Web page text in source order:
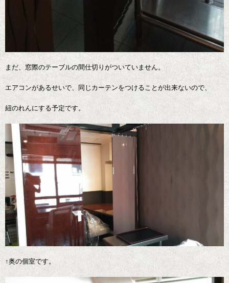
まだ、窓際のテーブルの間仕切りがついていません。
エアコンがあるせいで、同じカーテンをつけることが出来ないので、
紐のれんにする予定です。
↑奥の個室です。